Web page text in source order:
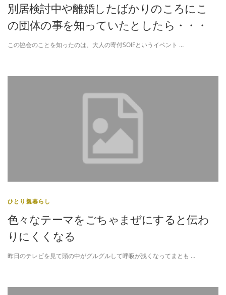
別居検討中や離婚したばかりのころにこ
の団体の事を知っていたとしたら・・・
この協会のことを知ったのは、大人の寄付SOIFというイベント …
ひとり親暮らし
色々なテーマをごちゃまぜにすると伝わ
りにくくなる
昨日のテレビを見て頭の中がグルグルして呼吸が浅くなってまとも …